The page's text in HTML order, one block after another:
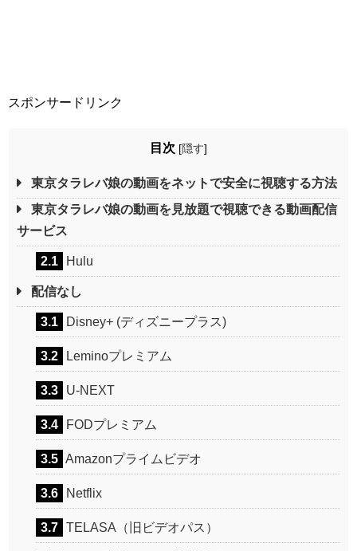
スポンサードリンク
目次 [隠す]
東京タラレバ娘の動画をネットで安全に視聴する方法
東京タラレバ娘の動画を見放題で視聴できる動画配信
サービス
2.1 Hulu
配信なし
3.1 Disney+ (ディズニープラス)
3.2 Leminoプレミアム
3.3 U-NEXT
3.4 FODプレミアム
3.5 Amazonプライムビデオ
3.6 Netflix
3.7 TELASA（旧ビデオパス）